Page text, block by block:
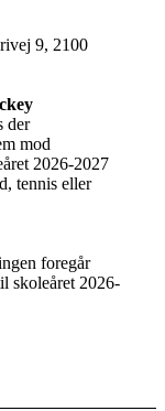
9, 2100
der
mod
2026-2027
tennis eller
foregår
skoleåret 2026-